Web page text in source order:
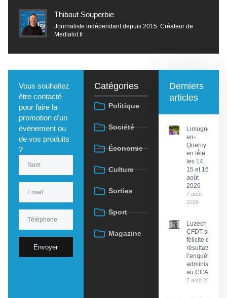
Thibaut Souperbie
Journaliste indépendant depuis 2015. Créateur de
Medialot.fr
Vous souhaitez
être contacté
pour faire la
promotion d'un
événement ou
de vos produits
?
Envoyer
Catégories
Politique
Société
Économie
Culture
Sorties
Sport
Magazine
Derniers
articles
Limogne-
en-
Quercy
en fête
les 14,
15 et 16
août
2026
7 août
2026
Luzech : La
CFDT se
félicite des
résultats de
l’enquête
administrative
au CCAS
7 août 2026